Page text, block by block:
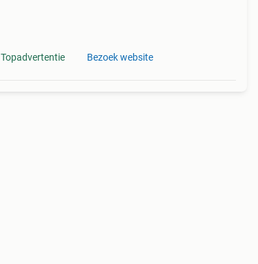
Topadvertentie Bezoek website